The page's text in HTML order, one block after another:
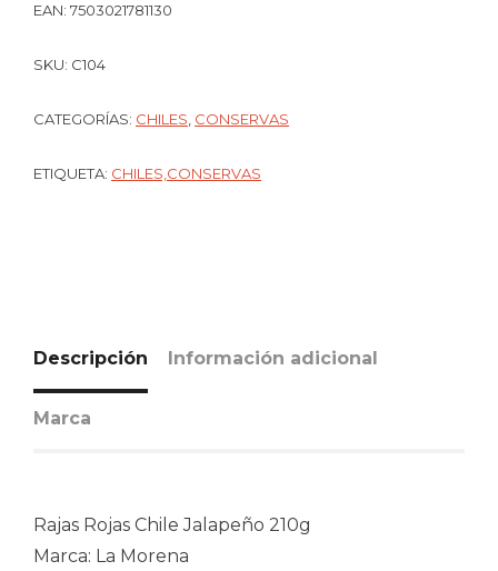
EAN: 7503021781130
SKU: C104
CATEGORÍAS: CHILES CONSERVAS
ETIQUETA: CHILES,CONSERVAS
Descripción Información adicional
Marca
Rajas Rojas Chile Jalapeño 210g
Marca: La Morena